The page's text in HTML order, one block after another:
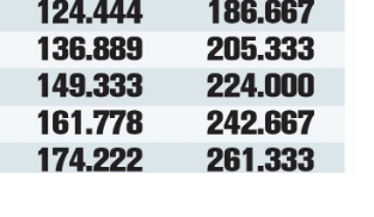
tıklayabilir, Çerez Bilgilendirme
edebilirsiniz.
Verilerin Korunması Kanunu uyarınca
Metnimizi okumak ve sitemizde
olarak kullanılan çerezlerle ilgili bilgi